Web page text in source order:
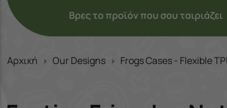
Βρες το προϊόν που σου ταιριάζει
Αρχική > Our Designs > Frogs Cases - Flexible